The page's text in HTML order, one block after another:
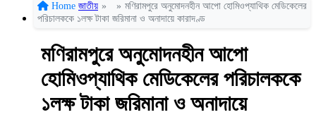
Home জাতীয় » » মণিরামপুরে অনুমোদনহীন আপো হোমিওপ্যাথিক মেডিকেলের
পরিচালককে ১লক্ষ টাকা জরিমানা ও অনাদায়ে কারাদণ্ড
মণিরামপুরে অনুমোদনহীন আপো
হোমিওপ্যাথিক মেডিকেলের পরিচালককে
১লক্ষ টাকা জরিমানা ও অনাদায়ে